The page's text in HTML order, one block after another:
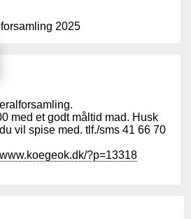
med et godt måltid mad. Husk
vil spise med. tlf./sms 41 66 70
?p=13318